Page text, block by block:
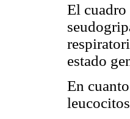
El cuadro
estado
En